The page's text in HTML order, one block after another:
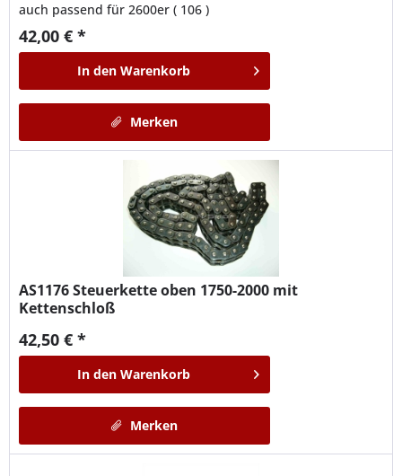
auch passend für 2600er ( 106 )
42,00 € *
In den Warenkorb
Merken
AS1176Steuerkette oben 1750-2000 mit
Kettenschloß
42,50 € *
In den Warenkorb
Merken